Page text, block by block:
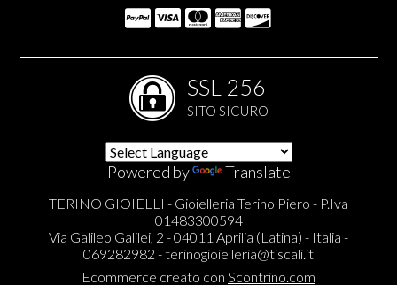
SSL-256
SITO SICURO
Powered by Translate
TERINO GIOIELLI - Gioielleria Terino Piero - P.Iva
01483300594
Via Galileo Galilei, 2 - 04011 Aprilia (Latina) - Italia -
069282982 -terinogioielleria@tiscali.it
Ecommerce creato con Scontrino.com